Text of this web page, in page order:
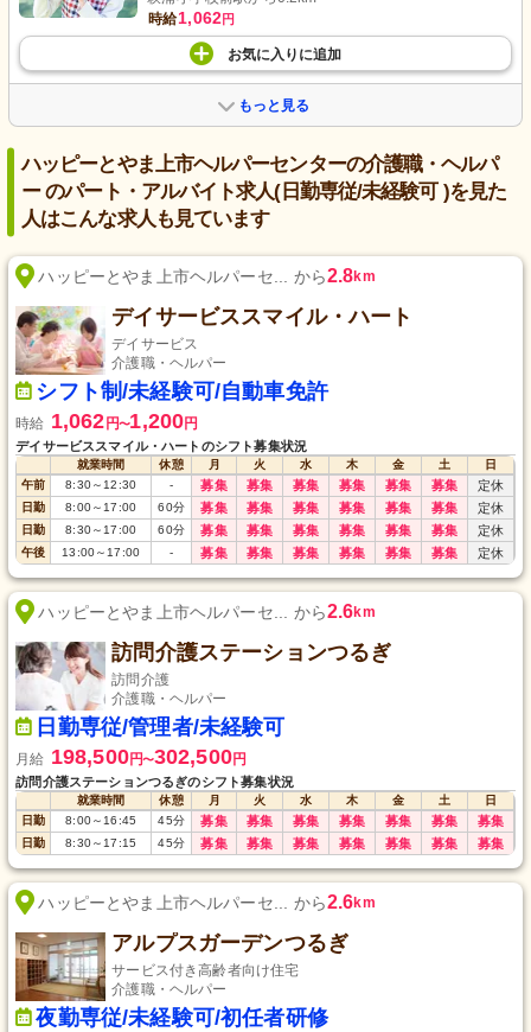
時給1,062円
お気に入り に追加
もっと見る
ハッピーとやま上市ヘルパーセンターの介護職・ヘルパ
ー のパート・アルバイト求人(日勤専従/未経験可 )を見た
人はこんな求人も見ています
ハッピーとやま上市ヘルパーセ... から2.8km
デイサービススマイル・ハート
デイサービス
介護職・ヘルパー
シフト制/未経験可/自動車免許
時給 1,062 円〜1,200円
デイサービススマイル・ハートのシフト募集状況
就業時間 休憩 月 火 水 木 金 土
日
午前
8:30～12:30 - 募集 募集 募集 募集 募集 募集 定休
日勤 8:00～17:00 60分 募集 募集 募集 募集 募集 募集 定休
日勤 8:30～17:00 60分 募集 募集 募集 募集 募集 募集 定休
午後 13:00～17:00 - 募集 募集 募集 募集 募集 募集 定休
ハッピーとやま上市ヘルパーセ... から2.6km
訪問介護ステーションつるぎ
訪問介護
介護職・ヘルパー
日勤専従/管理者/未経験可
月給 198,500円〜302,500円
訪問介護ステーションつるぎのシフト募集状況
就業時間 休憩 月 火 水 木 金 土
日
日勤
8:00～16:45 45分 募集 募集 募集 募集 募集 募集 募集
日勤 8:30～17:15 45分 募集 募集 募集 募集 募集 募集 募集
ハッピーとやま上市ヘルパーセ... から2.6km
アルプスガーデンつるぎ
サービス付き高齢者向け住宅
介護職・ヘルパー
夜勤専従/未経験可/初任者研修